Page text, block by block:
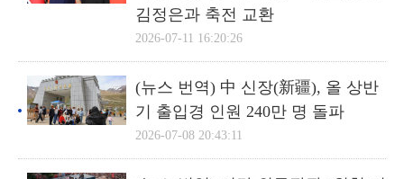
김정은과 축전 교환
2026-07-11 16:20:26
(뉴스 번역) 中 신장(新疆), 올 상반
기 출입경 인원 240만 명 돌파
2026-07-08 20:43:11